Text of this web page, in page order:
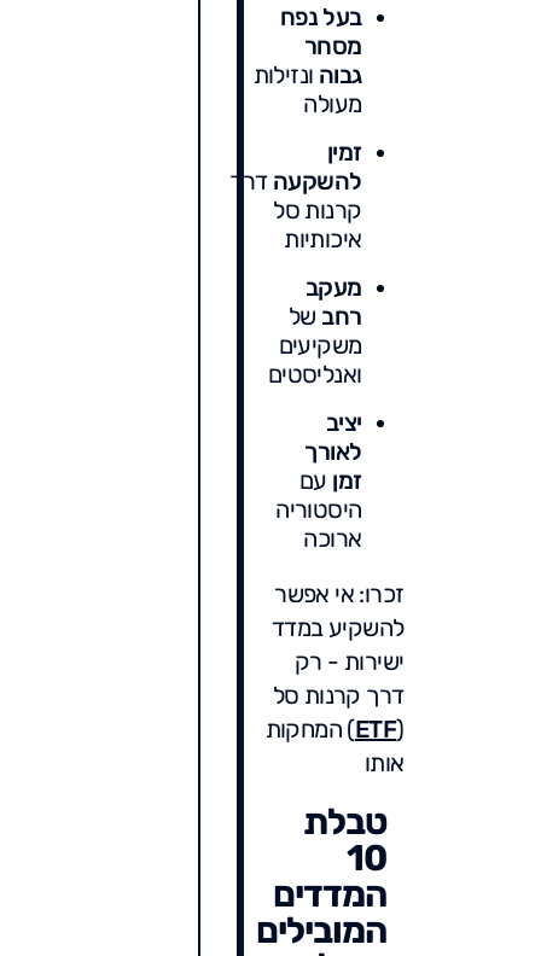
בעל נפח
מסחר
גבוה ונזילות
מעולה
זמין
להשקעה דרך
קרנות סל
איכותיות
מעקב
רחב של
משקיעים
ואנליסטים
יציב
לאורך
זמן עם
היסטוריה
ארוכה
זכרו: אי אפשר
להשקיע במדד
ישירות - רק
דרך קרנות סל
(
ETF) המחקות
אותו
טבלת
10
המדדים
המובילים